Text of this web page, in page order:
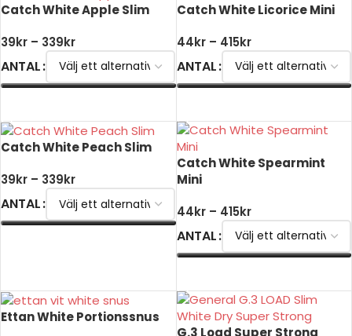
Catch White Apple Slim
39kr – 339kr
ANTAL
Catch White Licorice Mini
44kr – 415kr
ANTAL
Catch White Peach Slim
39kr – 339kr
ANTAL
Catch White Spearmint
Mini
44kr – 415kr
ANTAL
Ettan White Portionssnus
G.3 Load Super Strong